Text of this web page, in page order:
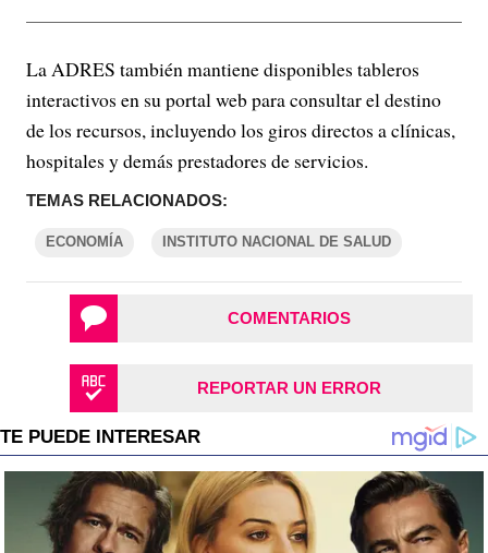
La ADRES también mantiene disponibles tableros
interactivos en su portal web para consultar el destino
de los recursos, incluyendo los giros directos a clínicas,
hospitales y demás prestadores de servicios.
TEMAS RELACIONADOS:
ECONOMÍA INSTITUTO NACIONAL DE SALUD
COMENTARIOS
REPORTAR UN ERROR